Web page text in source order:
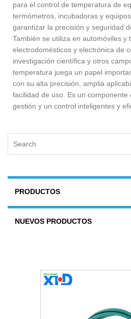
para el control de temperatura de
termómetros, incubadoras y
garantizar la precisión y seguridad
También se utiliza en automóviles y
electrodomésticos y electrónica de
investigación científica y otros
temperatura juega un papel
con su alta precisión, amplia
facilidad de uso. Es un componente
gestión y un control inteligentes y
PRODUCTOS
NUEVOS PRODUCTOS